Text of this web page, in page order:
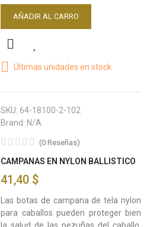
AÑADIR AL CARRO
Últimas unidades en stock
SKU: 64-18100-2-102
Brand: N/A
(0 Reseñas)
CAMPANAS EN NYLON BALLISTICO
41,40 $
Las botas de campana de tela nylon
para caballos pueden proteger bien